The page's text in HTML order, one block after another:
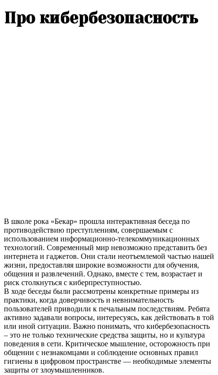
Про кибербезопасность
В школе рока «Бекар» прошла интерактивная беседа по
противодействию преступлениям, совершаемым с
использованием информационно-телекоммуникационных
технологий. Современный мир невозможно представить без
интернета и гаджетов. Они стали неотъемлемой частью нашей
жизни, предоставляя широкие возможности для обучения,
общения и развлечений. Однако, вместе с тем, возрастает и
риск столкнуться с киберпреступностью.
В ходе беседы были рассмотрены конкретные примеры из
практики, когда доверчивость и невнимательность
пользователей приводили к печальным последствиям. Ребята
активно задавали вопросы, интересуясь, как действовать в той
или иной ситуации. Важно понимать, что кибербезопасность
– это не только технические средства защиты, но и культура
поведения в сети. Критическое мышление, осторожность при
общении с незнакомцами и соблюдение основных правил
гигиены в цифровом пространстве — необходимые элементы
защиты от злоумышленников.